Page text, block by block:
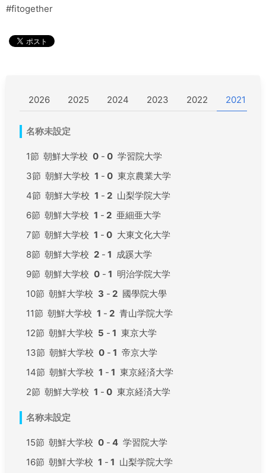
#fitogether
2026 2025 2024 2023 2022 2021
名称未設定
1節 朝鮮大学校 0 - 0 学習院大学
3節 朝鮮大学校 1 - 0 東京農業大学
4節 朝鮮大学校 1 - 2 山梨学院大学
6節 朝鮮大学校 1 - 2 亜細亜大学
7節 朝鮮大学校 1 - 0 大東文化大学
8節 朝鮮大学校 2 - 1 成蹊大学
9節 朝鮮大学校 0 - 1 明治学院大学
10節 朝鮮大学校 3 - 2 國學院大學
11節 朝鮮大学校 1 - 2 青山学院大学
12節 朝鮮大学校 5 - 1 東京大学
13節 朝鮮大学校 0 - 1 帝京大学
14節 朝鮮大学校 1 - 1 東京経済大学
2節 朝鮮大学校 1 - 0 東京経済大学
名称未設定
15節 朝鮮大学校 0 - 4 学習院大学
16節 朝鮮大学校 1 - 1 山梨学院大学